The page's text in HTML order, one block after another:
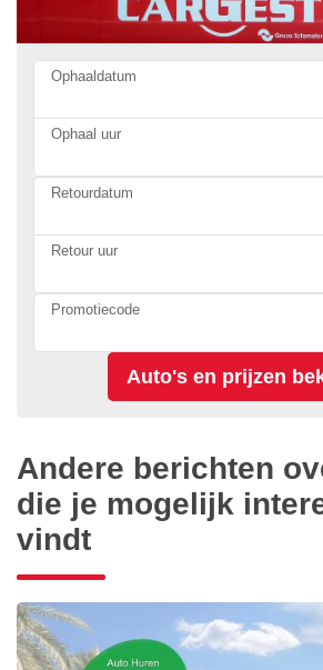
Ophaaldatum
Ophaal uur
Retourdatum
Retour uur
Promotiecode
Andere berichten
die je mogelijk
vindt